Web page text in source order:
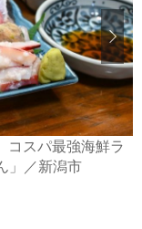
スパ最強海鮮ラ
」／新潟市